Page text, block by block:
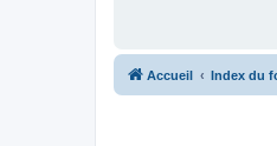
Accueil Index du